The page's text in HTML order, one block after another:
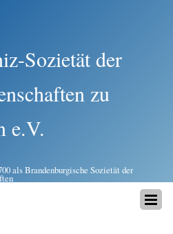
Sozietät der
zu
e.V.
als Brandenburgische Sozietät der